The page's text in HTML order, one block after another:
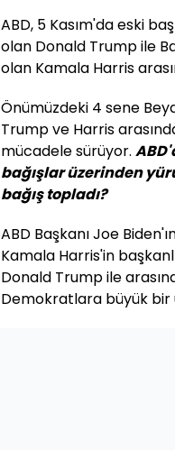
ABD, 5 Kasım'da eski
olan Donald Trump ile
olan Kamala Harris
Önümüzdeki 4 sene
Trump ve Harris
mücadele sürüyor.
bağışlar üzerinden
bağış topladı?
ABD Başkanı Joe
Kamala Harris'in
Donald Trump ile
Demokratlara büyük bir